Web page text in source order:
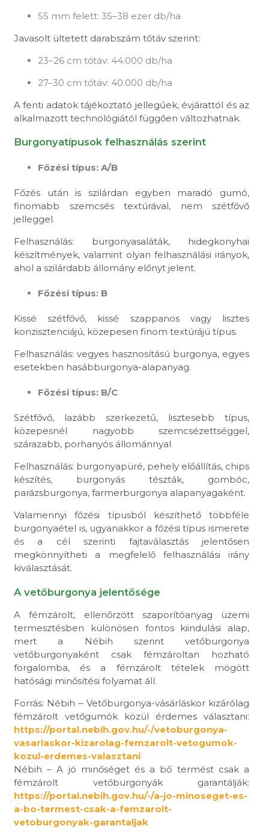
55 mm felett: 35–38 ezer db/ha
Javasolt ültetett darabszám tőtáv szerint:
23–26 cm tőtáv: 44.000 db/ha
27–30 cm tőtáv: 40.000 db/ha
A fenti adatok tájékoztató jellegűek, évjárattól és az
alkalmazott technológiától függően változhatnak.
Burgonyatípusok felhasználás szerint
Főzési típus: A/B
Főzés után is szilárdan egyben maradó gumó,
finomabb szemcsés textúrával, nem szétfővő
jelleggel.
Felhasználás: burgonyasaláták, hidegkonyhai
készítmények, valamint olyan felhasználási irányok,
ahol a szilárdabb állomány előnyt jelent.
Főzési típus: B
Kissé szétfővő, kissé szappanos vagy lisztes
konzisztenciájú, közepesen finom textúrájú típus.
Felhasználás: vegyes hasznosítású burgonya, egyes
esetekben hasábburgonya-alapanyag.
Főzési típus: B/C
Szétfővő, lazább szerkezetű, lisztesebb típus,
közepesnél nagyobb szemcsézettséggel,
szárazabb, porhanyós állománnyal.
Felhasználás: burgonyapüré, pehely előállítás, chips
készítés, burgonyás tészták, gombóc,
parázsburgonya, farmerburgonya alapanyagaként.
Valamennyi főzési típusból készíthető többféle
burgonyaétel is, ugyanakkor a főzési típus ismerete
és a cél szerinti fajtaválasztás jelentősen
megkönnyítheti a megfelelő felhasználási irány
kiválasztását.
A vetőburgonya jelentősége
A fémzárolt, ellenőrzött szaporítóanyag üzemi
termesztésben különösen fontos kiindulási alap,
mert a Nébih szerint vetőburgonya
vetőburgonyaként csak fémzároltan hozható
forgalomba, és a fémzárolt tételek mögött
hatósági minősítési folyamat áll.
Forrás: Nébih – Vetőburgonya-vásárláskor kizárólag
fémzárolt vetőgumók közül érdemes választani:
https://portal.nebih.gov.hu/-/vetoburgonya-
vasarlaskor-kizarolag-femzarolt-vetogumok-
kozul-erdemes-valasztani
Nébih – A jó minőséget és a bő termést csak a
fémzárolt vetőburgonyák garantálják:
https://portal.nebih.gov.hu/-/a-jo-minoseget-es-
a-bo-termest-csak-a-femzarolt-
vetoburgonyak-garantaljak